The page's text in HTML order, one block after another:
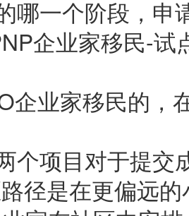
哪一个阶段，申
企业家移民-
企业家移民的，
个项目对于提交
径是在更偏远